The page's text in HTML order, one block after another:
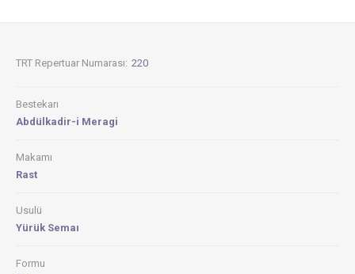
TRT Repertuar Numarası: 220
Bestekarı
Abdülkadir-i Meragi
Makamı
Rast
Usulü
Yürük Semaı
Formu